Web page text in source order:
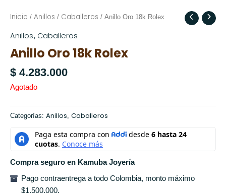
Inicio / Anillos / Caballeros / Anillo Oro 18k Rolex
Anillos, Caballeros
Anillo Oro 18k Rolex
$ 4.283.000
Agotado
Categorías: Anillos Caballeros
Compra seguro en Kamuba Joyería
Pago contraentrega a todo Colombia, monto máximo
$1.500.000.